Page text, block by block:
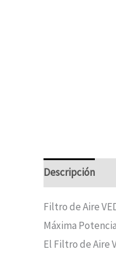
Descripción
Filtro de Aire
Máxima
El Filtro de Aire